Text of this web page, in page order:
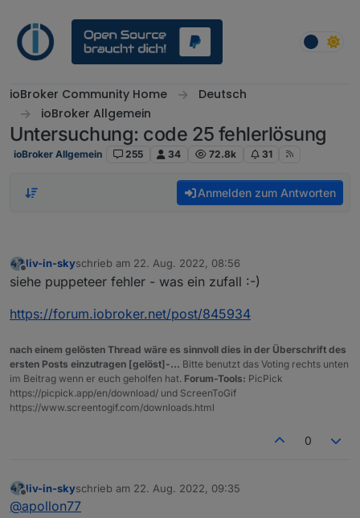
ioBroker Community Home
Deutsch
ioBroker Allgemein
Untersuchung: code 25 fehlerlösung
ioBroker Allgemein 255 34 72.8k 31
Anmelden zum Antworten
Offline
liv-in-skyschrieb am 22. Aug. 2022, 08:56
zuletzt editiert von
siehe puppeteer fehler - was ein zufall :-)
https://forum.iobroker.net/post/845934
nach einem gelösten Thread wäre es sinnvoll dies in der Überschrift des
ersten Posts einzutragen [gelöst]-... Bitte benutzt das Voting rechts unten
im Beitrag wenn er euch geholfen hat. Forum-Tools: PicPick
https://picpick.app/en/download/ und ScreenToGif
https://www.screentogif.com/downloads.html
0
Offline
liv-in-skyschrieb am 22. Aug. 2022, 09:35
zuletzt editiert von
@apollon77